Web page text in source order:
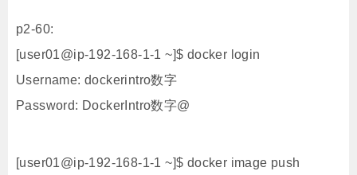
p2-60:
[user01@ip-192-168-1-1 ~]$ docker login
Username: dockerintro数字
Password: DockerIntro数字@
[user01@ip-192-168-1-1 ~]$ docker image push